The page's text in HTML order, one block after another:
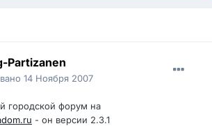
Partizanen
14 Ноября 2007
городской форум на
- он версии 2.3.1